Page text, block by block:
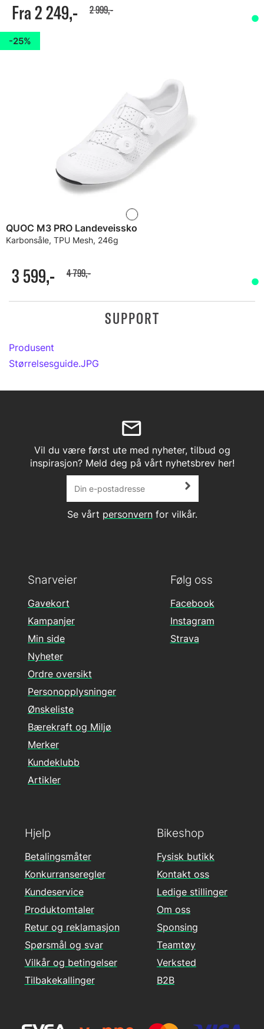
Fra 2 249,- 2 999,-
25%
QUOC M3 PRO Landeveissko
Karbonsåle, TPU Mesh, 246g
3 599,- 4 799,-
SUPPORT
Produsent
Størrelsesguide.JPG
Vil du være først ute med nyheter, tilbud og
inspirasjon? Meld deg på vårt nyhetsbrev her!
Se vårt personvernfor vilkår.
Følg oss
Facebook
Instagram
Strava
Hjelp
Betalingsmåter
Konkurranseregler
Kundeservice
Produktomtaler
Retur og reklamasjon
Spørsmål og svar
Vilkår og betingelser
Tilbakekallinger
Snarveier
Gavekort
Kampanjer
Min side
Nyheter
Ordre oversikt
Personopplysninger
Ønskeliste
Bærekraft og Miljø
Merker
Kundeklubb
Artikler
Bikeshop
Fysisk butikk
Kontakt oss
Ledige stillinger
Om oss
Sponsing
Teamtøy
Verksted
B2B